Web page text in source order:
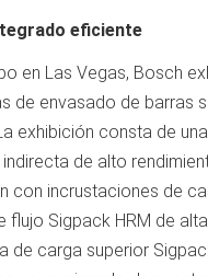
eficiente
en Las Vegas, Bosch
de envasado de barras
exhibición consta de
de alto
con incrustaciones de
flujo Sigpack HRM de
de carga superior